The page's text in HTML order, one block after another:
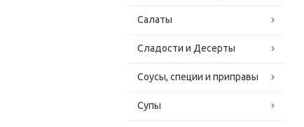
Салаты
Сладости и Десерты
Соусы, специи и приправы
Супы